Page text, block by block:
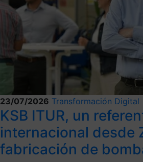
23/07/2026 Transformación Digital
KSB ITUR, un
internacional desde
fabricación de